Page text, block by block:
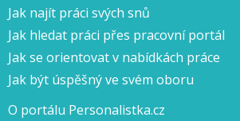
Jak najít práci svých snů
Jak hledat práci přes pracovní portál
Jak se orientovat v nabídkách práce
Jak být úspěšný ve svém oboru
O portálu Personalistka.cz